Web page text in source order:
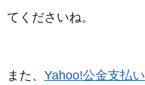
てくださいね。
また、 Yahoo!公金支払い